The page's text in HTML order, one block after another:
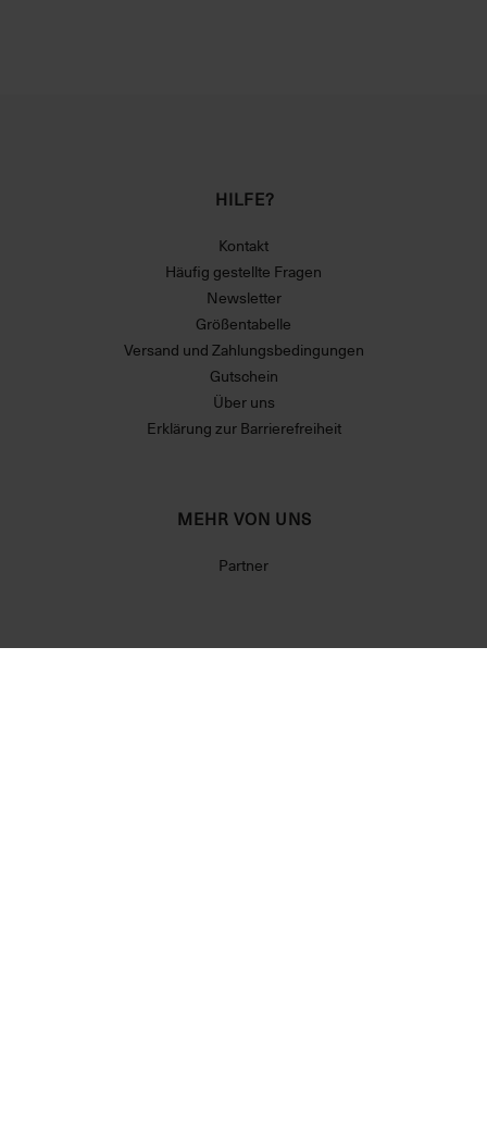
HILFE?
Kontakt
Häufig gestellte Fragen
Newsletter
Größentabelle
Versand und Zahlungsbedingungen
Gutschein
Über uns
Erklärung zur Barrierefreiheit
MEHR VON UNS
Partner
RECHTLICHES